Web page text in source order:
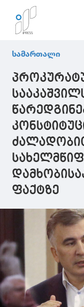
სამართალი
ფაქტზე